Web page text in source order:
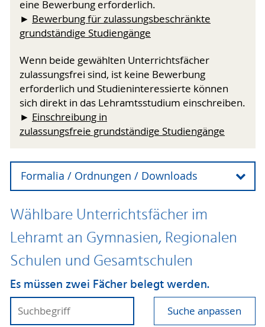
Studienorientierung
• Verantwortung für die Zukunft: -
Demokratiebildung und Umgang mit
Entwicklung und Klimawandel
• Regionale Kultur, Sprache und Geschichte
• Wissenschaftliche Vertiefungen: Es können
fachwissenschaftliche oder fachdidaktische
Module der gewählten Unterrichtsfächer oder
Module der
diese Bereiche zusätzlich vertieft werden. Eine
solche Vertiefung kann auch eine Vorbereitung
auf eine (wissenschaftliche) Tätigkeit im
jeweiligen Fach – außerhalb von Schule und
Unterricht darstellen.
eine Bewerbung erforderlich.
► Bewerbung für zulassungsbeschränkte
grundständige Studiengänge
Wenn beide gewählten Unterrichtsfächer
zulassungsfrei sind, ist keine Bewerbung
erforderlich und Studieninteressierte können
sich direkt in das Lehramtsstudium einschreiben.
► Einschreibung in
zulassungsfreie grundständige Studiengänge
Formalia / Ordnungen / Downloads
Infomaterialien als Download
► Studiengangsflyer (pdf)
Rahmenprüfungsordnung (RPO)
Die allgemeinen Regeln des Studiums in
Bachelor- und Masterstudiengängen an der
Universität Rostock bestimmt die
Rahmenprüfungsordnung
Wählbare Unterrichtsfächer im
Lehramt an Gymnasien, Regionalen
Schulen und Gesamtschulen
Es müssen zwei Fächer belegt werden.
Suche anpassen